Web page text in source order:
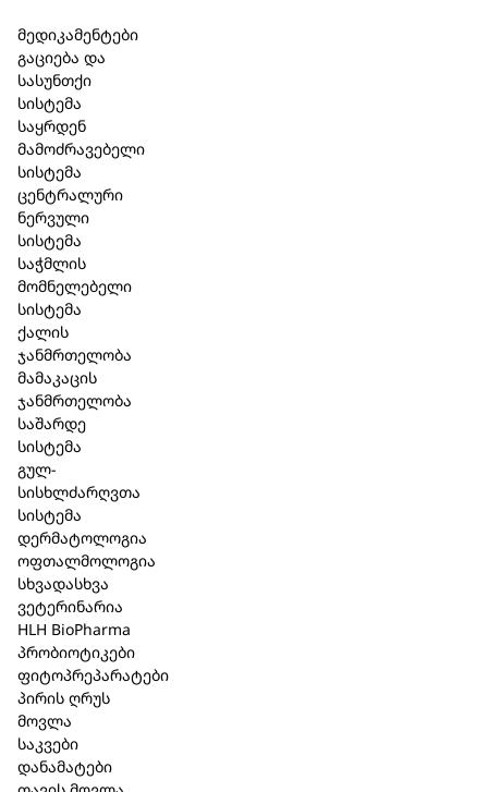
მედიკამენტები
გაციება და
სასუნთქი
სისტემა
საყრდენ
მამოძრავებელი
სისტემა
ცენტრალური
ნერვული
სისტემა
საჭმლის
მომნელებელი
სისტემა
ქალის
ჯანმრთელობა
მამაკაცის
ჯანმრთელობა
საშარდე
სისტემა
გულ-
სისხლძარღვთა
სისტემა
დერმატოლოგია
ოფთალმოლოგია
სხვადასხვა
ვეტერინარია
HLH BioPharma
პრობიოტიკები
ფიტოპრეპარატები
პირის ღრუს
მოვლა
საკვები
დანამატები
კოლონ სუის-ინელი / Colon suis-
Injeel 1.1 მლ. 5 ამპულა
კატეგორია:Heel
სისტემა
მოკლე აღწერა
ფარმაკოლოგიური ჯგუფი
ჰომეოპათიური პრეპარატი.
გამოშვების ფორმ
პარენტერალური გამოყენებისთვის.